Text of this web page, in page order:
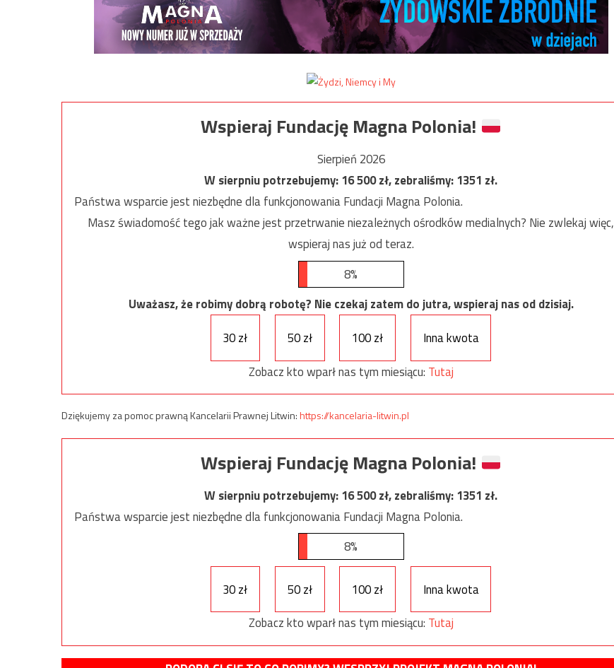
Wspieraj Fundację Magna Polonia!
Sierpień 2026
W sierpniu potrzebujemy:16 500zł, zebraliśmy:1351 zł.
Państwa wsparcie jest niezbędne dla funkcjonowania Fundacji Magna Polonia.
Masz świadomość tego jak ważne jest przetrwanie niezależnych ośrodków medialnych? Nie zwlekaj więc,
wspieraj nas już od teraz.
8%
Uważasz, że robimy dobrą robotę? Nie czekaj zatem do jutra, wspieraj nas od dzisiaj.
30 zł
50 zł 100 zł
Inna kwota
Zobacz kto wparł nas tym miesiącu: Tutaj
Dziękujemy za pomoc prawną Kancelarii Prawnej Litwin:https://kancelaria-litwin.pl
Wspieraj Fundację Magna Polonia!
W sierpniu potrzebujemy:16 500zł, zebraliśmy:1351 zł.
Państwa wsparcie jest niezbędne dla funkcjonowania Fundacji Magna Polonia.
8%
30 zł 50 zł 100 zł
Inna kwota
Zobacz kto wparł nas tym miesiącu: Tutaj